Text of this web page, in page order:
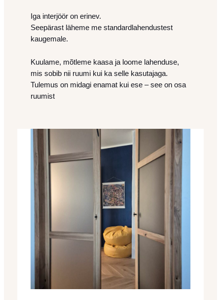
Iga interjöör on erinev.
Seepärast läheme me standardlahendustest
kaugemale.
Kuulame, mõtleme kaasa ja loome lahenduse,
mis sobib nii ruumi kui ka selle kasutajaga.
Tulemus on midagi enamat kui ese – see on osa
ruumist